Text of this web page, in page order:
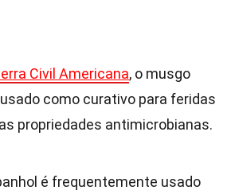
Civil Americana, o musgo
como curativo para feridas
propriedades antimicrobianas.
é frequentemente usado